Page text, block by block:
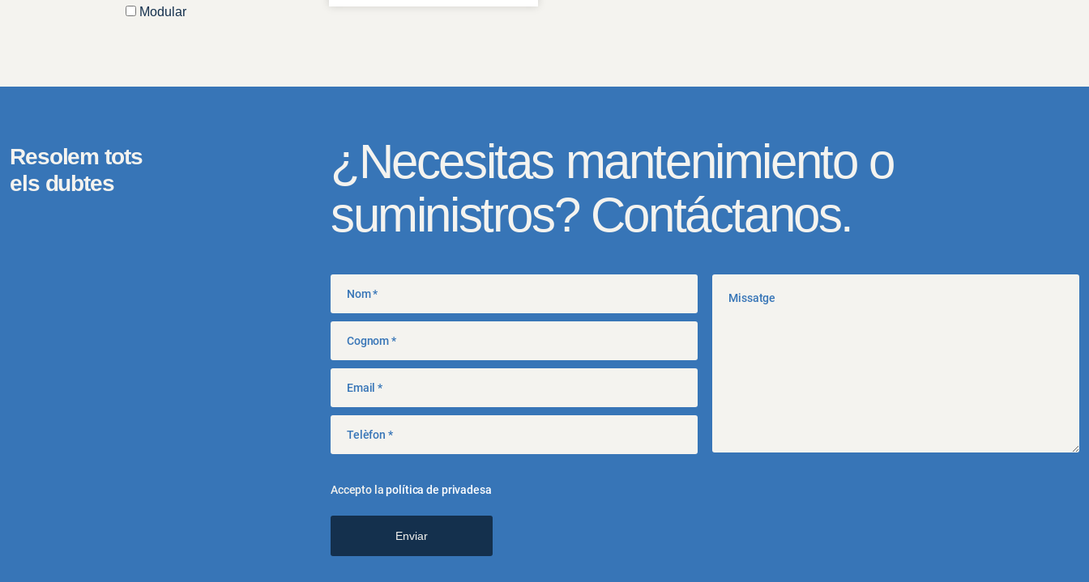
té
opcions
a
pàgina
del
Modular
Resolem tots
els dubtes
¿Necesitas mantenimiento o
suministros? Contáctanos.
Accepto lapolítica de privadesa